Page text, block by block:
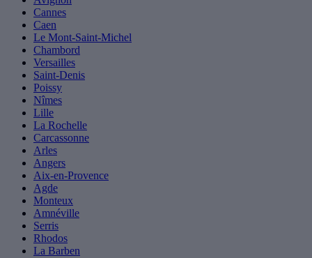
Cannes
Caen
Le Mont-Saint-Michel
Chambord
Versailles
Saint-Denis
Poissy
Nîmes
Lille
La Rochelle
Carcassonne
Arles
Angers
Aix-en-Provence
Agde
Monteux
Amnéville
Serris
Rhodos
La Barben